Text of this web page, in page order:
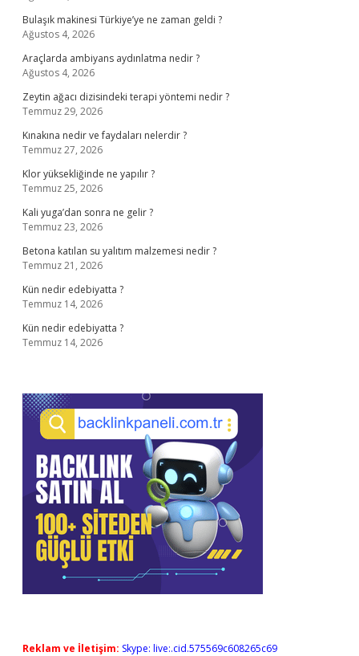
Bulaşık makinesi Türkiye’ye ne zaman geldi ?
Ağustos 4, 2026
Araçlarda ambiyans aydınlatma nedir ?
Ağustos 4, 2026
Zeytin ağacı dizisindeki terapi yöntemi nedir ?
Temmuz 29, 2026
Kınakına nedir ve faydaları nelerdir ?
Temmuz 27, 2026
Klor yüksekliğinde ne yapılır ?
Temmuz 25, 2026
Kali yuga’dan sonra ne gelir ?
Temmuz 23, 2026
Betona katılan su yalıtım malzemesi nedir ?
Temmuz 21, 2026
Kün nedir edebiyatta ?
Temmuz 14, 2026
Kün nedir edebiyatta ?
Temmuz 14, 2026
Reklam ve İletişim: Skype: live:.cid.575569c608265c69